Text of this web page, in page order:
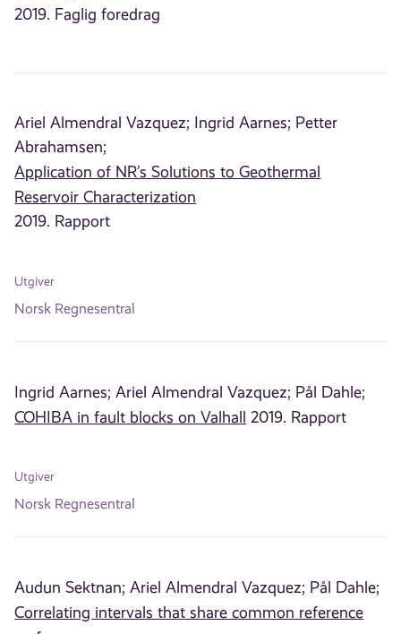
2019. Faglig foredrag
Ariel Almendral Vazquez; Ingrid Aarnes; Petter
Abrahamsen;
Application of NR’s Solutions to Geothermal
Reservoir Characterization
2019. Rapport
Utgiver
Norsk Regnesentral
Ingrid Aarnes; Ariel Almendral Vazquez; Pål Dahle;
COHIBA in fault blocks on Valhall 2019. Rapport
Utgiver
Norsk Regnesentral
Audun Sektnan; Ariel Almendral Vazquez; Pål Dahle;
Correlating intervals that share common reference